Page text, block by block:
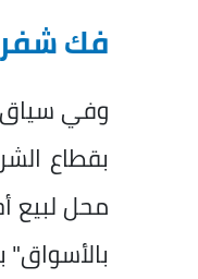
فك
وفي سياق
بقطاع
محل لبيع
بالأسواق"